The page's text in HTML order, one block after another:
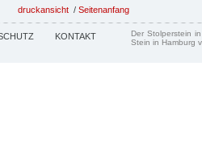
druckansicht / Seitenanfang
KONTAKT
Der Stolperstein
Stein in Hamburg